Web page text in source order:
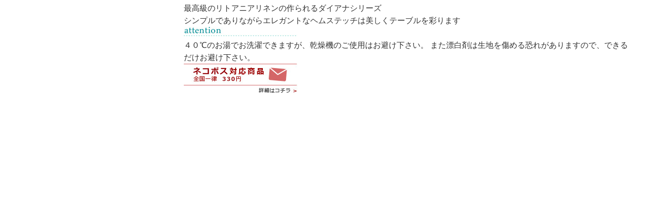
最高級のリトアニアリネンの作られるダイアナシリーズ
シンプルでありながらエレガントなヘムステッチは美しくテーブルを彩ります
４０℃のお湯でお洗濯できますが、乾燥機のご使用はお避け下さい。 また漂白剤は生地を傷める恐れがありますので、できる
だけお避け下さい。